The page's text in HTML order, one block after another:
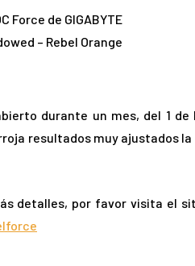
Force de GIGABYTE
– Rebel Orange
durante un mes, del 1 de
resultados muy ajustados
detalles, por favor visita el